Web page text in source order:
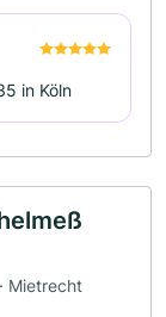
in Köln
Mietrecht